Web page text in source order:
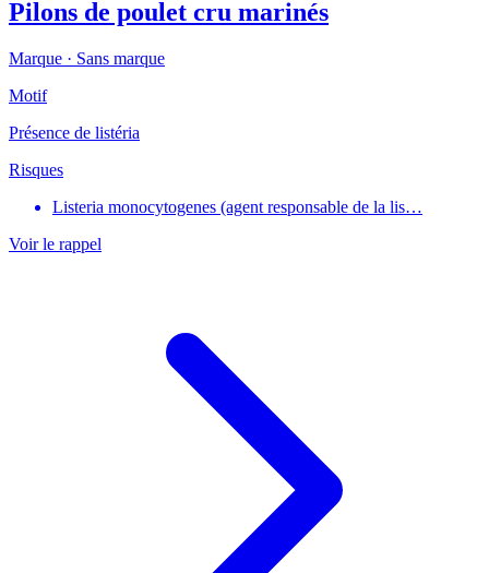
Pilons de poulet cru marinés
Marque · Sans marque
Motif
Présence de listéria
Risques
Listeria monocytogenes (agent responsable de la lis…
Voir le rappel